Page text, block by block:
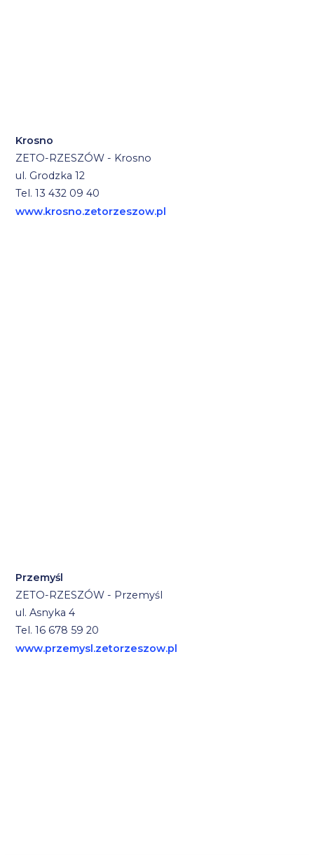
Krosno
ZETO-RZESZÓW - Krosno
ul. Grodzka 12
Tel. 13 432 09 40
www.krosno.zetorzeszow.pl
Przemyśl
ZETO-RZESZÓW - Przemyśl
ul. Asnyka 4
Tel. 16 678 59 20
www.przemysl.zetorzeszow.pl